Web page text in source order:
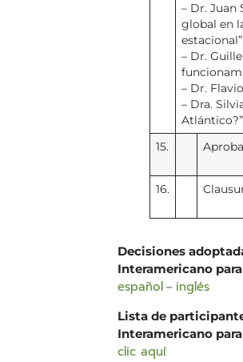
– Dr. Juan
global en
estacional”
– Dr.
– Dr.
– Dra.
Atlántico?”
15.
16.
Decisiones
Interamericano
español – inglés
Lista de
Interamericano
clic aquí